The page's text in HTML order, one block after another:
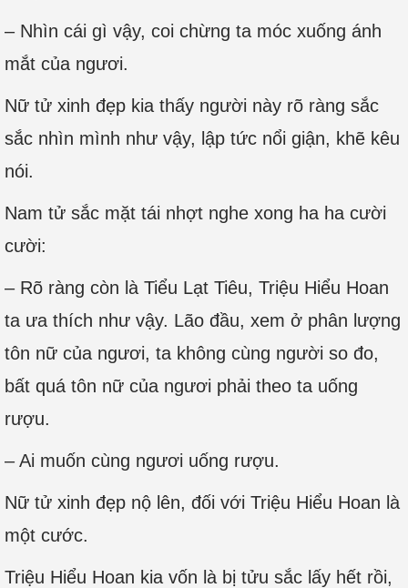
– Nhìn cái gì vậy, coi chừng ta móc xuống ánh
mắt của ngươi.
Nữ tử xinh đẹp kia thấy người này rõ ràng sắc
sắc nhìn mình như vậy, lập tức nổi giận, khẽ kêu
nói.
Nam tử sắc mặt tái nhợt nghe xong ha ha cười
cười:
– Rõ ràng còn là Tiểu Lạt Tiêu, Triệu Hiểu Hoan
ta ưa thích như vậy. Lão đầu, xem ở phân lượng
tôn nữ của ngươi, ta không cùng người so đo,
bất quá tôn nữ của ngươi phải theo ta uống
rượu.
– Ai muốn cùng ngươi uống rượu.
Nữ tử xinh đẹp nộ lên, đối với Triệu Hiểu Hoan là
một cước.
Triệu Hiểu Hoan kia vốn là bị tửu sắc lấy hết rồi,